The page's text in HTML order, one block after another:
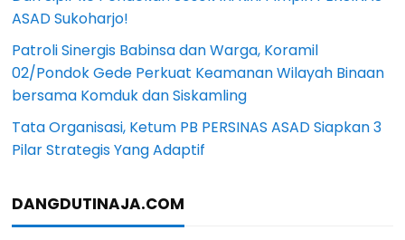
ASAD Sukoharjo!
Patroli Sinergis Babinsa dan Warga, Koramil
02/Pondok Gede Perkuat Keamanan Wilayah Binaan
bersama Komduk dan Siskamling
Tata Organisasi, Ketum PB PERSINAS ASAD Siapkan 3
Pilar Strategis Yang Adaptif
DANGDUTINAJA.COM